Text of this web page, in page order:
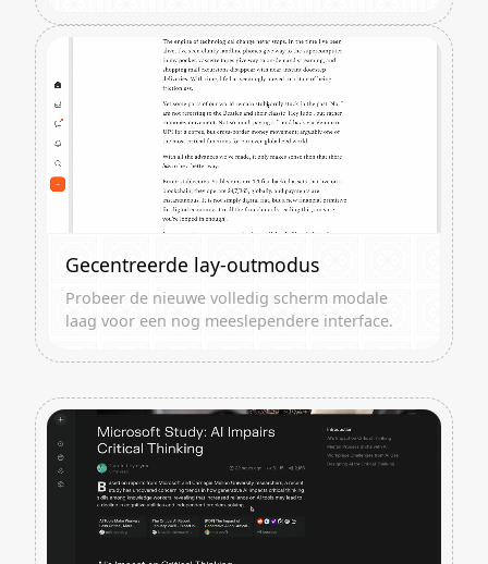
Gecentreerde lay-outmodus
Probeer de nieuwe volledig scherm modale
laag voor een nog meeslependere interface.